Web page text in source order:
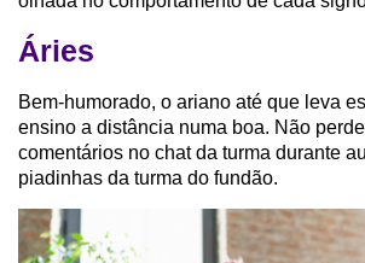
Áries
Bem-humorado, o ariano até que leva
ensino a distância numa boa. Não
comentários no chat da turma durante
piadinhas da turma do fundão.